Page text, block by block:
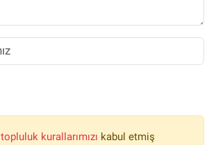
topluluk kurallarımızı kabul etmiş